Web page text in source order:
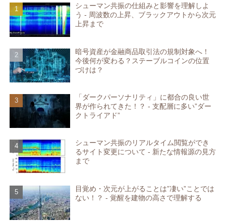
シューマン共振の仕組みと影響を理解しよ
う - 周波数の上昇、ブラックアウトから次元
上昇まで
暗号資産が金融商品取引法の規制対象へ！
今後何が変わる？ステーブルコインの位置
づけは？
「ダークパーソナリティ」に都合の良い世
界が作られてきた！？ - 支配層に多い”ダー
クトライアド”
シューマン共振のリアルタイム閲覧ができ
るサイト変更について - 新たな情報源の見方
まで
目覚め・次元が上がることは”凄い”ことでは
ない！？ - 覚醒を建物の高さで理解する